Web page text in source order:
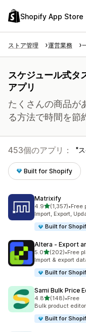
Shopify App Store
ストア管理 運営業務
スケジュール式タ
アプリ
たくさんの商品が
る方法で時間を節
453個のアプリ：
Built for Shopify
Matrixify
4.95つ星中
(1,357)
合計レビュー数：
•Free
Import, Export,
Built for
Altera ‑ Export
5.05つ星中
(202)
合計レビュー数：
•Free
Import & export
Built for
Sami Bulk Price
4.85つ星中
(148)
合計レビュー数：
•Free
Bulk product
Built for